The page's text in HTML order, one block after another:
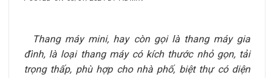
Thang máy mini, hay còn gọi là thang máy gia
đình, là loại thang máy có kích thước nhỏ gọn, tải
trọng thấp, phù hợp cho nhà phố, biệt thự có diện